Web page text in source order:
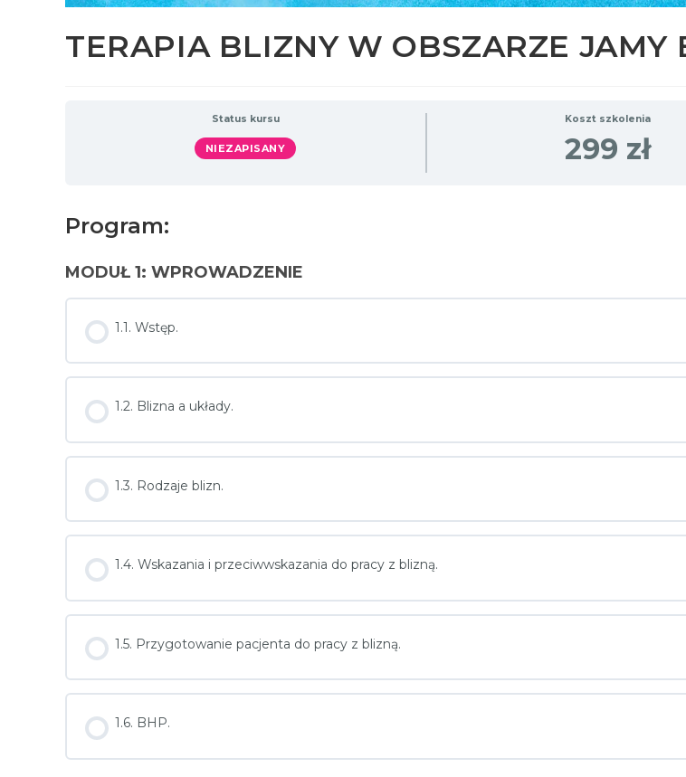
TERAPIA BLIZNY W OBSZARZE JAMY
Status kursu
NIEZAPISANY
Koszt szkolenia
299 zł
Program:
MODUŁ 1: WPROWADZENIE
1.1. Wstęp.
1.2. Blizna a układy.
1.3. Rodzaje blizn.
1.4. Wskazania i przeciwwskazania do pracy z blizną.
1.5. Przygotowanie pacjenta do pracy z blizną.
1.6. BHP.